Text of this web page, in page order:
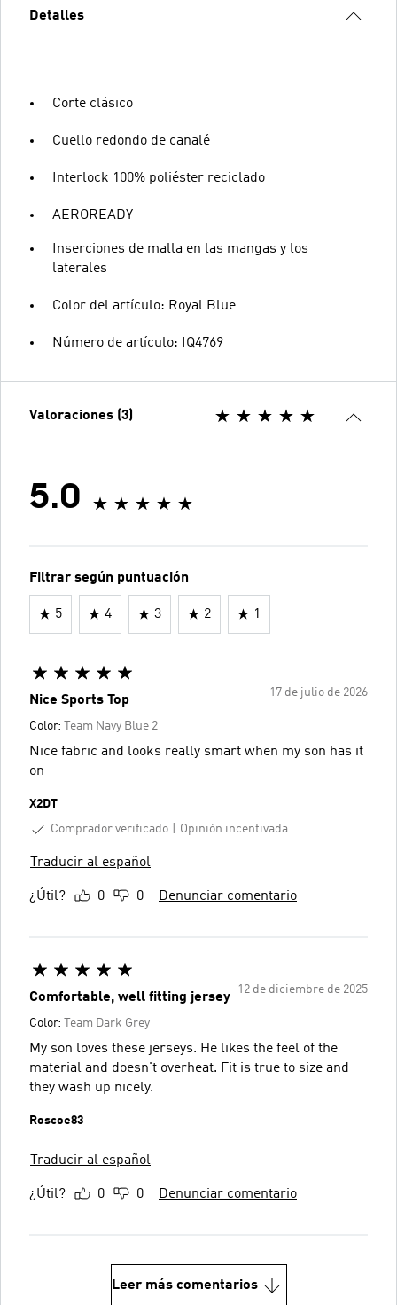
Detalles
Corte clásico
Cuello redondo de canalé
Interlock 100% poliéster reciclado
AEROREADY
Inserciones de malla en las mangas y los
laterales
Color del artículo: Royal Blue
Número de artículo: IQ4769
Valoraciones (3)
5.0
Filtrar según puntuación
5 4 3 2 1
17 de julio de 2026
Nice Sports Top
Color: Team Navy Blue 2
Nice fabric and looks really smart when my son has it
on
X2DT
Comprador verificado
Opinión incentivada
Traducir al español
¿Útil? 0 0 Denunciar comentario
12 de diciembre de 2025
Comfortable, well fitting jersey
Color: Team Dark Grey
My son loves these jerseys. He likes the feel of the
material and doesn't overheat. Fit is true to size and
they wash up nicely.
Roscoe83
Traducir al español
¿Útil? 0 0 Denunciar comentario
Leer más comentarios